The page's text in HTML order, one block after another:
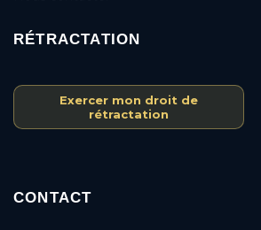
RÉTRACTATION
Exercer mon droit de
rétractation
CONTACT